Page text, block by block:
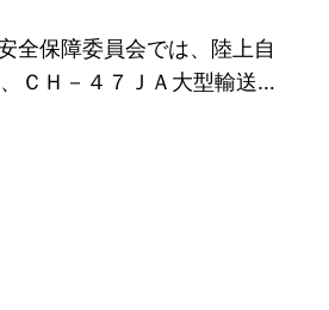
保障委員会では、陸上自
ＣＨ－４７ＪＡ大型輸送…